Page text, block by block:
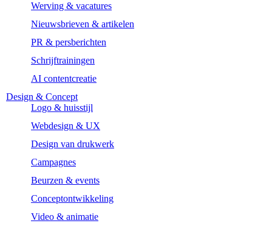
Werving & vacatures
Nieuwsbrieven & artikelen
PR & persberichten
Schrijftrainingen
AI contentcreatie
Design & Concept
Logo & huisstijl
Webdesign & UX
Design van drukwerk
Campagnes
Beurzen & events
Conceptontwikkeling
Video & animatie